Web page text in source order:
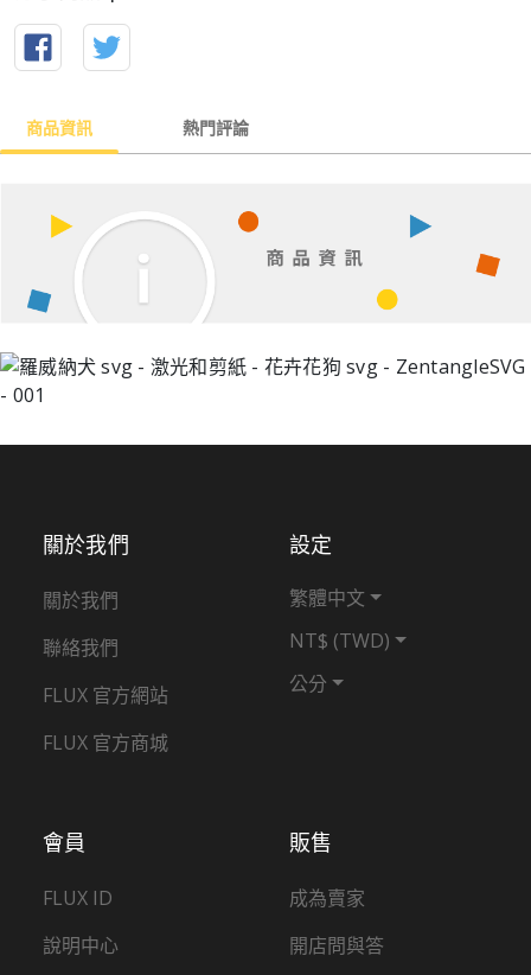
商品資訊 熱門評論
販售
成為賣家
開店問與答
會員
FLUX ID
說明中心
關於我們
關於我們
聯絡我們
FLUX 官方網站
FLUX 官方商城
設定
繁體中文
NT$ (TWD)
公分